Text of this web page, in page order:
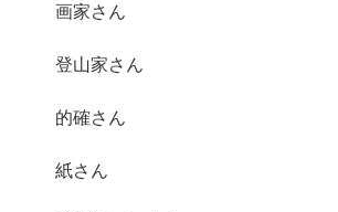
画家さん
登山家さん
的確さん
紙さん